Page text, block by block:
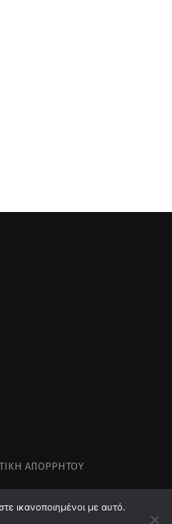
ΑΠΟΡΡΉΤΟΥ
ικανοποιημένοι με αυτό.